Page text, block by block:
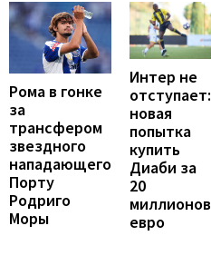
Рома в гонке
за
трансфером
звездного
нападающего
Порту
Родриго
Моры
Интер не
отступает:
новая
попытка
купить
Диаби за
20
миллионов
евро